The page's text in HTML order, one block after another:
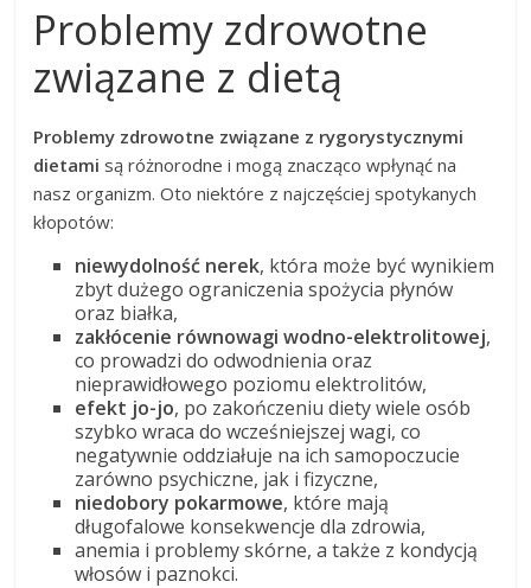
Problemy zdrowotne
związane z dietą
Problemy zdrowotne związane z rygorystycznymi
dietami są różnorodne i mogą znacząco wpłynąć na
nasz organizm. Oto niektóre z najczęściej spotykanych
kłopotów:
niewydolność nerek, która może być wynikiem
zbyt dużego ograniczenia spożycia płynów
oraz białka,
zakłócenie równowagi wodno-elektrolitowej,
co prowadzi do odwodnienia oraz
nieprawidłowego poziomu elektrolitów,
efekt jo-jo, po zakończeniu diety wiele osób
szybko wraca do wcześniejszej wagi, co
negatywnie oddziałuje na ich samopoczucie
zarówno psychiczne, jak i fizyczne,
niedobory pokarmowe, które mają
długofalowe konsekwencje dla zdrowia,
anemia i problemy skórne, a także z kondycją
włosów i paznokci.